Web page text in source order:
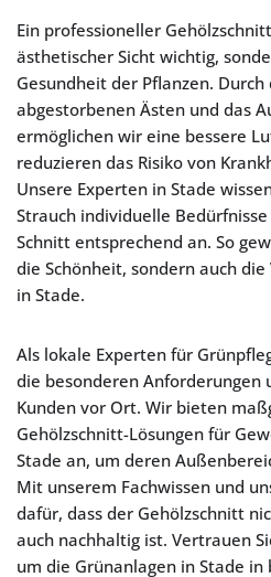
Ein professioneller
ästhetischer Sicht wichtig,
Gesundheit der Pflanzen.
abgestorbenen Ästen und das
ermöglichen wir eine bessere
reduzieren das Risiko von
Unsere Experten in Stade
Strauch individuelle
Schnitt entsprechend an. So
die Schönheit, sondern auch
in Stade.
Als lokale Experten für
die besonderen Anforderungen
Kunden vor Ort. Wir bieten
Gehölzschnitt-Lösungen für
Stade an, um deren
Mit unserem Fachwissen und
dafür, dass der Gehölzschnitt
auch nachhaltig ist. Vertrauen
um die Grünanlagen in Stade